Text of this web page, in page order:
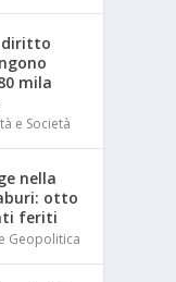
diritto
mila
e Società
nella
otto
feriti
Geopolitica